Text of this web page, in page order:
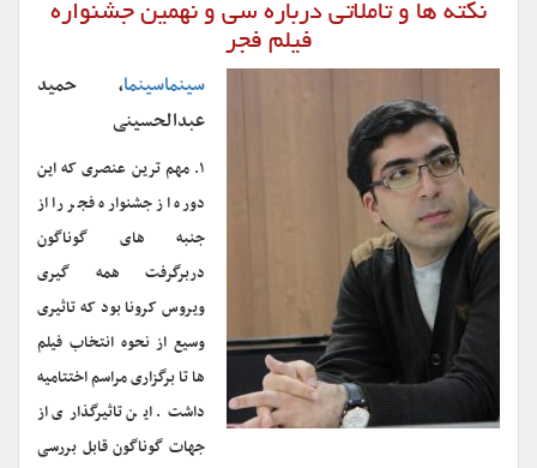
نکته ها و تاملاتی درباره سی و نهمین جشنواره
فیلم فجر
سینماسینما، حمید
عبدالحسینی
۱. مهم ترین عنصری که این
دوره از جشنواره فجر را از
جنبه های گوناگون
دربرگرفت همه گیری
ویروس کرونا بود که تاثیری
وسیع از نحوه انتخاب فیلم
ها تا برگزاری مراسم اختتامیه
داشت. این تاثیرگذاری از
جهات گوناگون قابل بررسی